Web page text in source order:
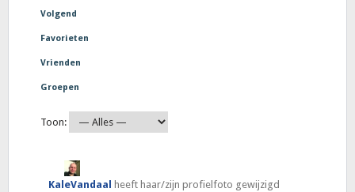
Volgend
Favorieten
Vrienden
Groepen
Toon:
KaleVandaal heeft haar/zijn profielfoto gewijzigd